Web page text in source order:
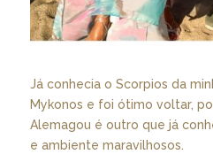
Já conhecia o Scorpios da
Mykonos e foi ótimo voltar,
Alemagou é outro que já
e ambiente maravilhosos.